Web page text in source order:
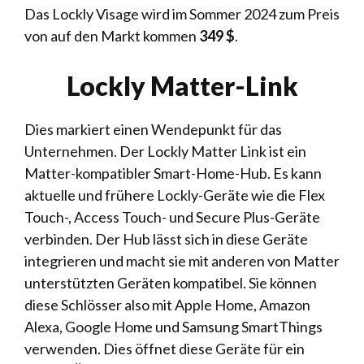
Das Lockly Visage wird im Sommer 2024 zum Preis
von auf den Markt kommen 349 $.
Lockly Matter-Link
Dies markiert einen Wendepunkt für das
Unternehmen. Der Lockly Matter Link ist ein
Matter-kompatibler Smart-Home-Hub. Es kann
aktuelle und frühere Lockly-Geräte wie die Flex
Touch-, Access Touch- und Secure Plus-Geräte
verbinden. Der Hub lässt sich in diese Geräte
integrieren und macht sie mit anderen von Matter
unterstützten Geräten kompatibel. Sie können
diese Schlösser also mit Apple Home, Amazon
Alexa, Google Home und Samsung SmartThings
verwenden. Dies öffnet diese Geräte für ein